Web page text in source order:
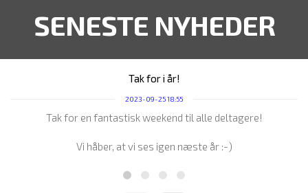
SENESTE NYHEDER
Tak for i år!
2023-09-25 18:55
Tak for en fantastisk weekend til alle deltagere!
Vi håber, at vi ses igen næste år :-)